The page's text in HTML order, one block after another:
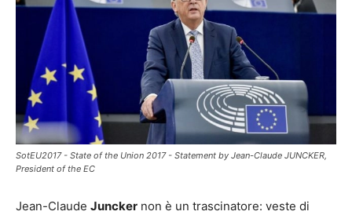
SotEU2017 - State of the Union 2017 - Statement by Jean-Claude JUNCKER,
President of the EC
Jean-Claude Juncker non è un trascinatore: veste di